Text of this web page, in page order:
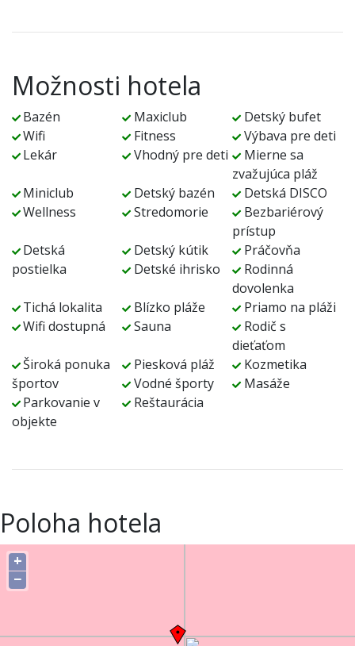
Možnosti hotela
Bazén Maxiclub
Detský bufet
Wifi
Fitness
Výbava pre deti
Lekár
Vhodný pre deti
Mierne sa
zvažujúca pláž
Miniclub
Detský bazén
Detská DISCO
Wellness
Stredomorie
Bezbariérový
prístup
Detská
postielka
Detský kútik
Práčovňa
Detské ihrisko
Rodinná
dovolenka
Tichá lokalita
Blízko pláže
Priamo na pláži
Wifi dostupná
Sauna
Rodič s
dieťaťom
Široká ponuka
športov
Piesková pláž
Kozmetika
Vodné športy
Masáže
Parkovanie v
objekte
Reštaurácia
Poloha hotela
+
−